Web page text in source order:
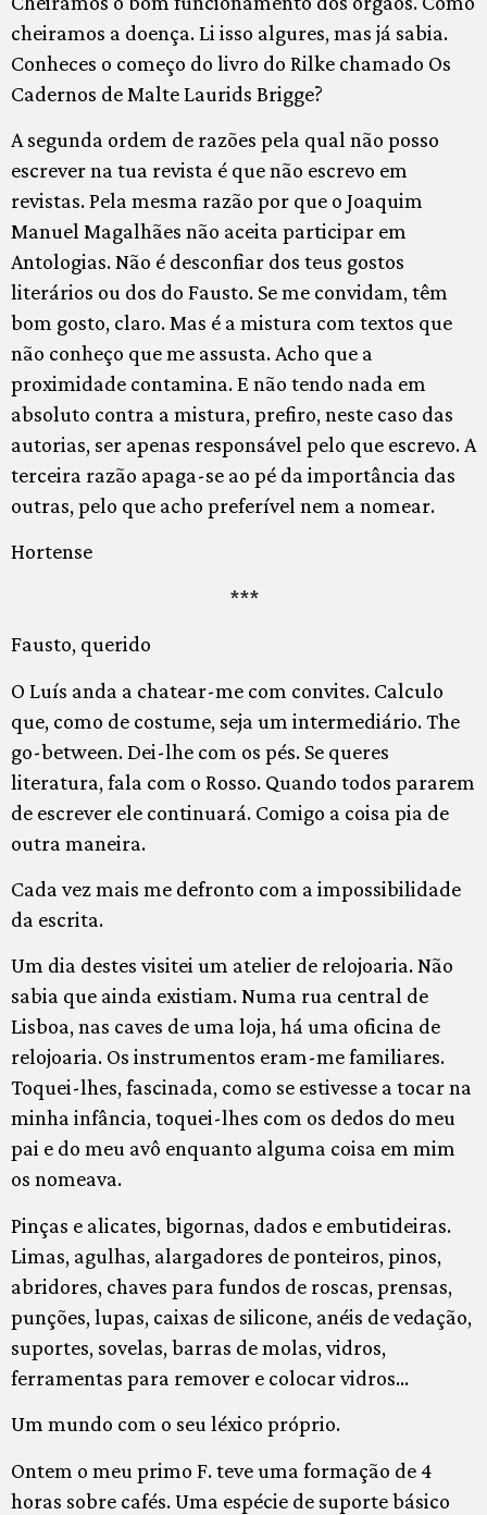
cheiramos a doença. Li isso algures, mas já sabia.
Conheces o começo do livro do Rilke chamado Os
Cadernos de Malte Laurids Brigge?
A segunda ordem de razões pela qual não posso
escrever na tua revista é que não escrevo em
revistas. Pela mesma razão por que o Joaquim
Manuel Magalhães não aceita participar em
Antologias. Não é desconfiar dos teus gostos
literários ou dos do Fausto. Se me convidam, têm
bom gosto, claro. Mas é a mistura com textos que
não conheço que me assusta. Acho que a
proximidade contamina. E não tendo nada em
absoluto contra a mistura, prefiro, neste caso das
autorias, ser apenas responsável pelo que escrevo. A
terceira razão apaga-se ao pé da importância das
outras, pelo que acho preferível nem a nomear.
Hortense
***
Fausto, querido
O Luís anda a chatear-me com convites. Calculo
que, como de costume, seja um intermediário. The
go-between. Dei-lhe com os pés. Se queres
literatura, fala com o Rosso. Quando todos pararem
de escrever ele continuará. Comigo a coisa pia de
outra maneira.
Cada vez mais me defronto com a impossibilidade
da escrita.
Um dia destes visitei um atelier de relojoaria. Não
sabia que ainda existiam. Numa rua central de
Lisboa, nas caves de uma loja, há uma oficina de
relojoaria. Os instrumentos eram-me familiares.
Toquei-lhes, fascinada, como se estivesse a tocar na
minha infância, toquei-lhes com os dedos do meu
pai e do meu avô enquanto alguma coisa em mim
os nomeava.
Pinças e alicates, bigornas, dados e embutideiras.
Limas, agulhas, alargadores de ponteiros, pinos,
abridores, chaves para fundos de roscas, prensas,
punções, lupas, caixas de silicone, anéis de vedação,
suportes, sovelas, barras de molas, vidros,
ferramentas para remover e colocar vidros…
Um mundo com o seu léxico próprio.
Ontem o meu primo F. teve uma formação de 4
horas sobre cafés. Uma espécie de suporte básico